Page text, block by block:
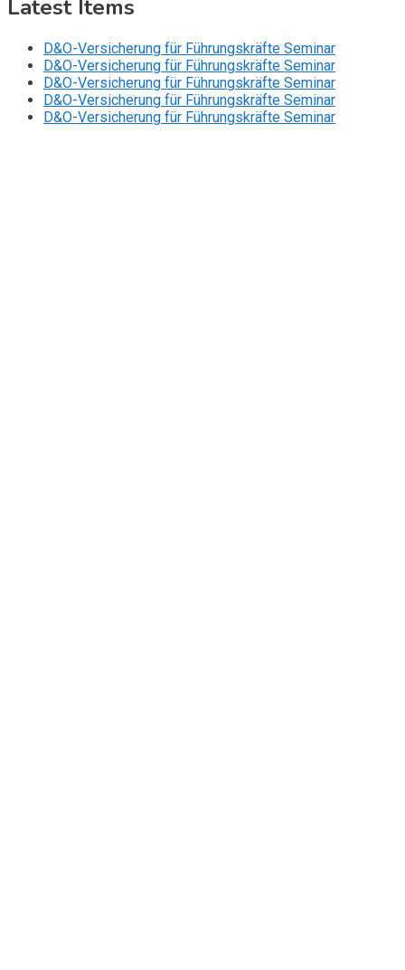
Latest Items
D&O-Versicherung für Führungskräfte Seminar
D&O-Versicherung für Führungskräfte Seminar
D&O-Versicherung für Führungskräfte Seminar
D&O-Versicherung für Führungskräfte Seminar
D&O-Versicherung für Führungskräfte Seminar